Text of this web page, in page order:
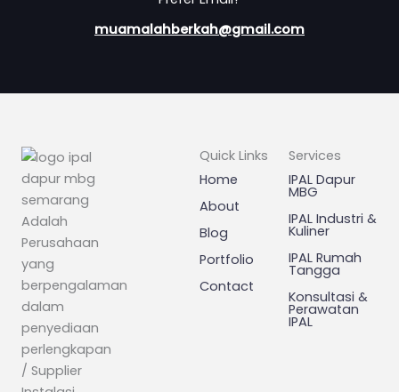
muamalahberkah@gmail.com
Adalah
Perusahaan
yang
berpengalaman
dalam
penyediaan
perlengkapan
/ Supplier
Quick Links
Home
About
Blog
Portfolio
Contact
Services
IPAL Dapur
MBG
IPAL Industri &
Kuliner
IPAL Rumah
Tangga
Konsultasi &
Perawatan
IPAL